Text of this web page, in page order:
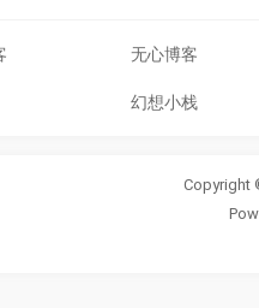
无心博客
幻想小栈
Copyright